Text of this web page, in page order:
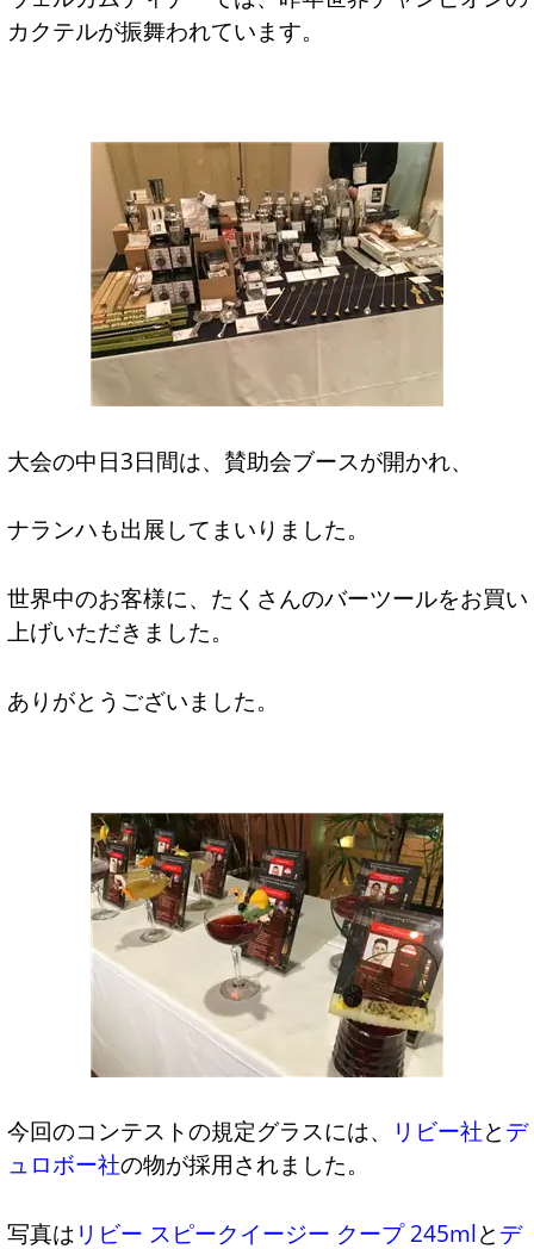
カクテルが振舞われています。
大会の中日3日間は、賛助会ブースが開かれ、
ナランハも出展してまいりました。
世界中のお客様に、たくさんのバーツールをお買い
上げいただきました。
ありがとうございました。
今回のコンテストの規定グラスには、 リビー社と デ
ュロボー社の物が採用されました。
写真は リビー スピークイージー クープ 245mlと デ